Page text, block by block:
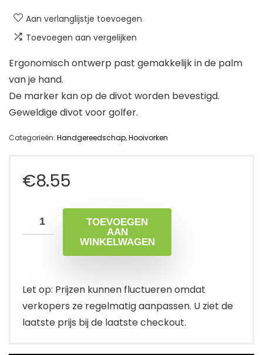
Aan verlanglijstje toevoegen
Toevoegen aan vergelijken
Ergonomisch ontwerp past gemakkelijk in de palm
van je hand.
De marker kan op de divot worden bevestigd.
Geweldige divot voor golfer.
Categorieën: Handgereedschap,Hooivorken
€8.55
TOEVOEGEN
AAN
WINKELWAGEN
Let op: Prijzen kunnen fluctueren omdat
verkopers ze regelmatig aanpassen. U ziet de
laatste prijs bij de laatste checkout.